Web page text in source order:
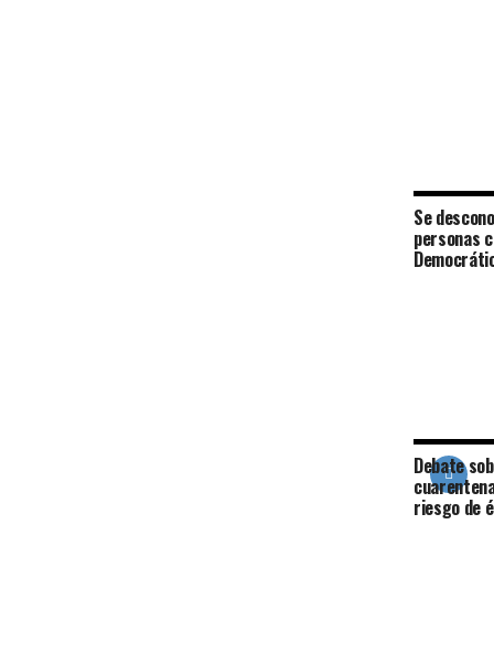
Se
personas
Debate
riesgo de